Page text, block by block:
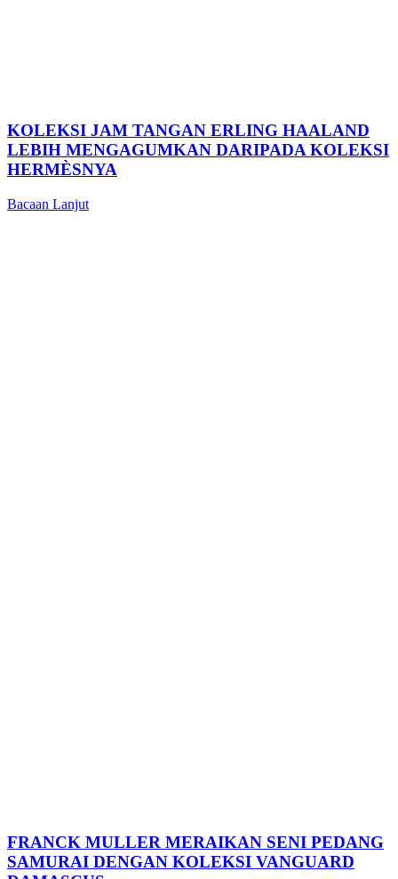
KOLEKSI JAM TANGAN ERLING HAALAND
LEBIH MENGAGUMKAN DARIPADA KOLEKSI
HERMÈSNYA
Bacaan Lanjut
FRANCK MULLER MERAIKAN SENI PEDANG
SAMURAI DENGAN KOLEKSI VANGUARD